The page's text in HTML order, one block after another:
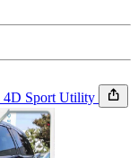
4D Sport Utility